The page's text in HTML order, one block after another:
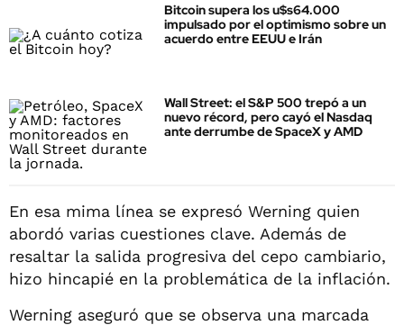
Bitcoin supera los u$s64.000
impulsado por el optimismo sobre un
acuerdo entre EEUU e Irán
Wall Street: el S&P 500 trepó a un
nuevo récord, pero cayó el Nasdaq
ante derrumbe de SpaceX y AMD
En esa mima línea se expresó Werning quien
abordó varias cuestiones clave. Además de
resaltar la salida progresiva del cepo cambiario,
hizo hincapié en la problemática de la inflación.
Werning aseguró que se observa una marcada